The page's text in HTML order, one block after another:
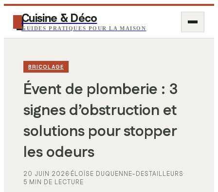
Cuisine & Déco
GUIDES PRATIQUES POUR LA MAISON
BRICOLAGE
Évent de plomberie : 3
signes d’obstruction et
solutions pour stopper
les odeurs
20 JUIN 2026·ÉLOÏSE DUQUENNE-DESTAILLEURS·
5 MIN DE LECTURE